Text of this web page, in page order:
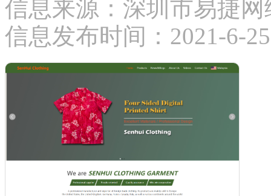
信息来源：深圳市易捷
信息发布时间：2021-6-